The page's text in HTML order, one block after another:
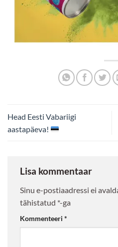
Head Eesti Vabariigi
aastapäeva!
Lisa kommentaar
Sinu e-postiaadressi ei
tähistatud *-ga
Kommenteeri *